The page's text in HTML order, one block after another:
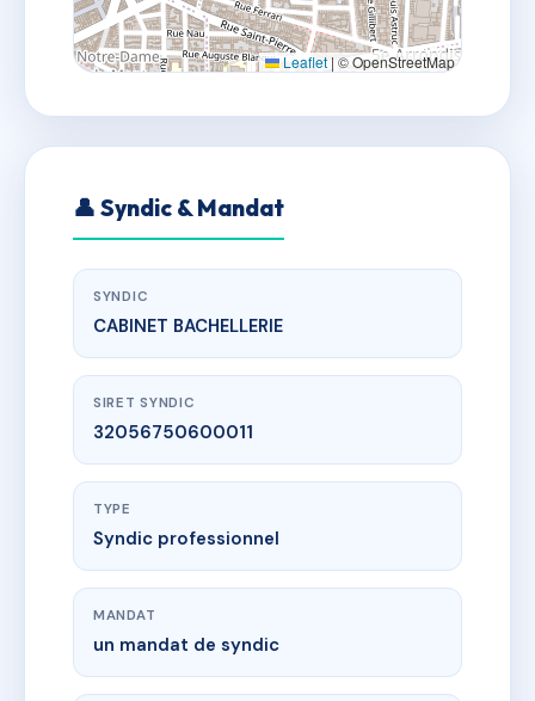
Leaflet | © OpenStreetMap
👤 Syndic & Mandat
SYNDIC
CABINET BACHELLERIE
SIRET SYNDIC
32056750600011
TYPE
Syndic professionnel
MANDAT
un mandat de syndic